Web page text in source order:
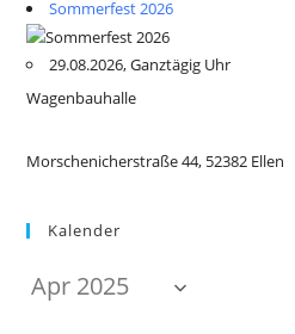
Sommerfest 2026
29.08.2026, Ganztägig Uhr
Wagenbauhalle
Morschenicherstraße 44, 52382 Ellen
Kalender